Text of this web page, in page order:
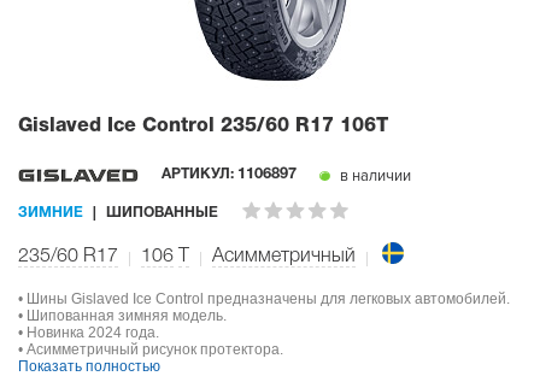
Gislaved Ice Control 235/60 R17 106T
АРТИКУЛ: 1106897 в наличии
ЗИМНИЕ ШИПОВАННЫЕ
235/60 R17 106 Асимметричный
• Шины Gislaved Ice Control предназначены для легковых автомобилей.
• Шипованная зимняя модель.
• Новинка 2024 года.
• Асимметричный рисунок протектора.
Показать полностью